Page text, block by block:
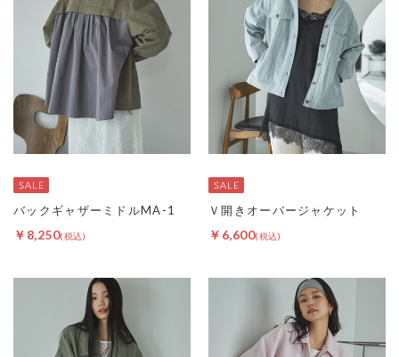
バックギャザーミドルMA-1
￥8,250
Ｖ開きオーバージャケット
￥6,600